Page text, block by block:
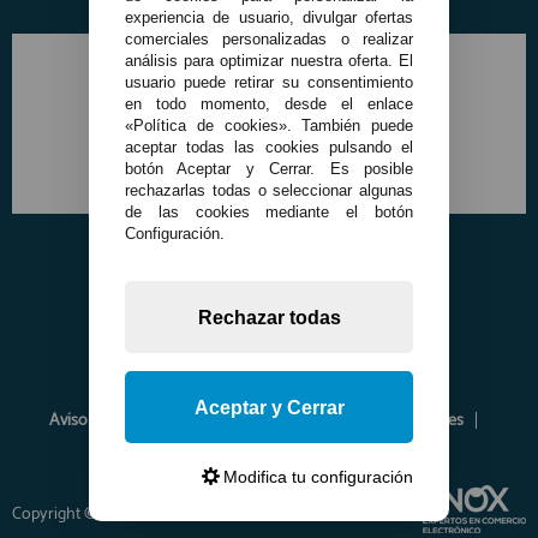
Aviso Legal Política de Privacidad
Política de Cookies
Envíos y Devoluciones
Opiniones
Copyright © 2026 www.francobordo.com
experiencia de usuario, divulgar ofertas
comerciales personalizadas o realizar
análisis para optimizar nuestra oferta. El
usuario puede retirar su consentimiento
en todo momento, desde el enlace
«Política de cookies». También puede
aceptar todas las cookies pulsando el
botón Aceptar y Cerrar. Es posible
rechazarlas todas o seleccionar algunas
de las cookies mediante el botón
Configuración.
Rechazar todas
Aceptar y Cerrar
Modifica tu configuración